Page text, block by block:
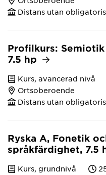
Distans utan
Profilkurs:
7.5 hp
Kurs, avancerad nivå
Ortsoberoende
Distans utan
Ryska A, Fonetik
språkfärdighet, 7.5
Kurs, grundnivå